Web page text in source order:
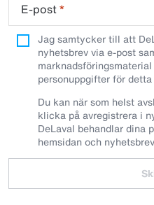
E-post*
Jag samtycker till att
nyhetsbrev via e-post
personuppgifter för
Du kan när som helst
klicka på avregistrera i
DeLaval behandlar dina
hemsidan och